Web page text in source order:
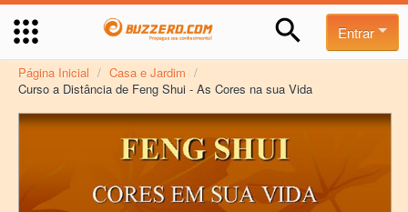
Entrar
Página Inicial / Casa e Jardim /
Curso a Distância de Feng Shui - As Cores na sua Vida